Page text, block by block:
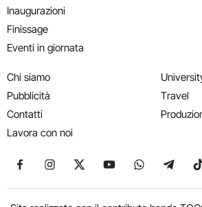
Inaugurazioni
Finissage
Eventi in giornata
Chi siamo
Pubblicità
Contatti
Lavora con noi
Travel
Seguici su Facebook
Seguici su Instagram
Seguici su X
Seguici suSeguici su